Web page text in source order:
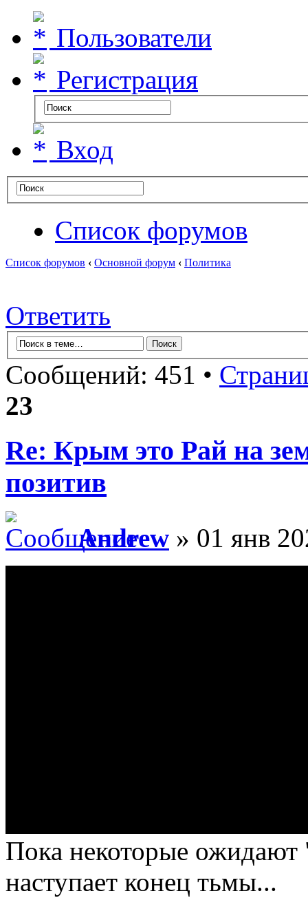
Пользователи
Регистрация
Вход
Список форумов
Список форумов ‹ Основной форум ‹ Политика
Ответить
Сообщений: 451 •
23
Re: Крым это Рай на
позитив
Andrew » 01 янв
Пока некоторые ожидают
наступает конец тьмы...